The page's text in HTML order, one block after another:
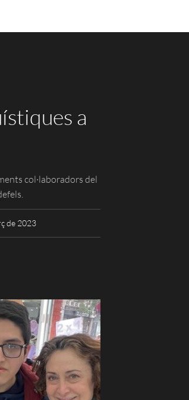
a
col·laboradors del
de 2023